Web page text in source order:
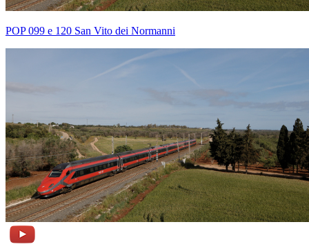
POP 099 e 120 San Vito dei Normanni